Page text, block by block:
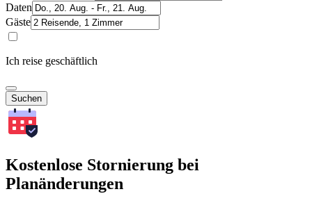
Daten
Gäste
Ich reise geschäftlich
Suchen
Kostenlose Stornierung bei
Planänderungen